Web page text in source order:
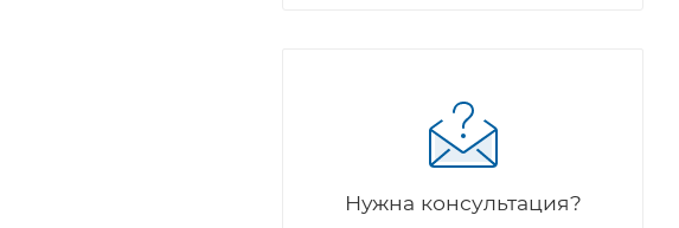
Нужна консультация?